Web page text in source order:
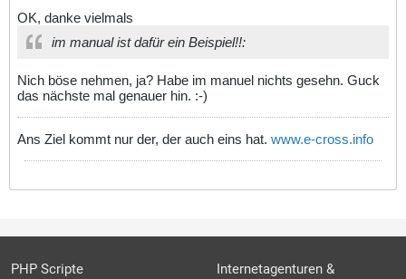
OK, danke vielmals
im manual ist dafür ein Beispiel!!:
Nich böse nehmen, ja? Habe im manuel nichts gesehn. Guck
das nächste mal genauer hin. :-)
Ans Ziel kommt nur der, der auch eins hat. www.e-cross.info
PHP Scripte
Internetagenturen &